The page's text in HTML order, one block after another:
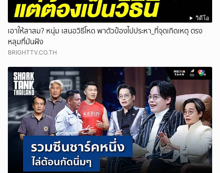
วิดีโอ
เอาให้สาสม? หนุ่ม เสนอวิธีโหด พาตัวป๋องไปประหา_ที่จุดเกิดเหตุ ตรง
หลุมที่มันฝัง
BRIGHTTV.CO.TH